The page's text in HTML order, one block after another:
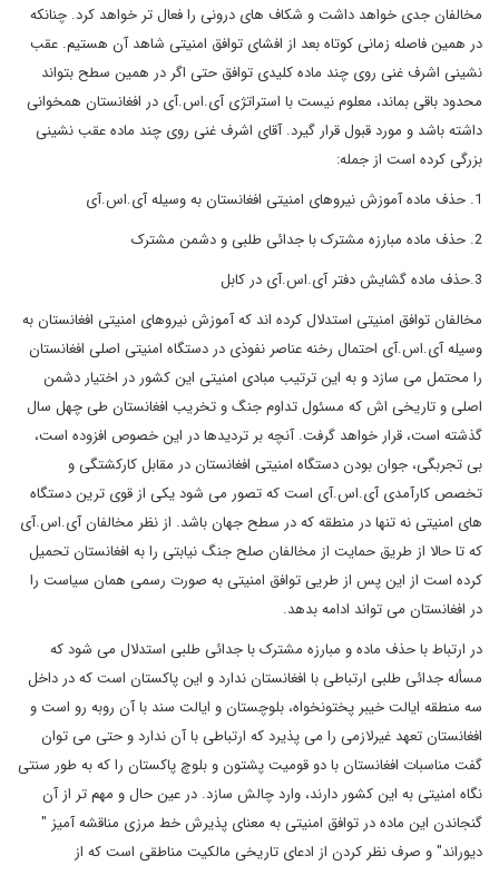
مخالفان جدی خواهد داشت و شکاف های درونی را فعال تر خواهد کرد. چنانکه
در همین فاصله زمانی کوتاه بعد از افشای توافق امنیتی شاهد آن هستیم. عقب
نشینی اشرف غنی روی چند ماده کلیدی توافق حتی اگر در همین سطح بتواند
محدود باقی بماند، معلوم نیست با استراتژی آی.اس.آی در افغانستان همخوانی
داشته باشد و مورد قبول قرار گیرد. آقای اشرف غنی روی چند ماده عقب نشینی
بزرگی کرده است از جمله:
1. حذف ماده آموزش نیروهای امنیتی افغانستان به وسیله آی.اس.آی
2. حذف ماده مبارزه مشترک با جدائی طلبی و دشمن مشترک
3.حذف ماده گشایش دفتر آی.اس.آی در کابل
مخالفان توافق امنیتی استدلال کرده اند که آموزش نیروهای امنیتی افغانستان به
وسیله آی.اس.آی احتمال رخنه عناصر نفوذی در دستگاه امنیتی اصلی افغانستان
را محتمل می سازد و به این ترتیب مبادی امنیتی این کشور در اختیار دشمن
اصلی و تاریخی اش که مسئول تداوم جنگ و تخریب افغانستان طی چهل سال
گذشته است، قرار خواهد گرفت. آنچه بر تردیدها در این خصوص افزوده است،
بی تجربگی، جوان بودن دستگاه امنیتی افغانستان در مقابل کارکشتگی و
تخصص کارآمدی آی.اس.آی است که تصور می شود یکی از قوی ترین دستگاه
های امنیتی نه تنها در منطقه که در سطح جهان باشد. از نظر مخالفان آی.اس.آی
که تا حالا از طریق حمایت از مخالفان صلح جنگ نیابتی را به افغانستان تحمیل
کرده است از این پس از طریی توافق امنیتی به صورت رسمی همان سیاست را
در افغانستان می تواند ادامه بدهد.
در ارتباط با حذف ماده و مبارزه مشترک با جدائی طلبی استدلال می شود که
مسأله جدائی طلبی ارتباطی با افغانستان ندارد و این پاکستان است که در داخل
سه منطقه ایالت خیبر پختونخواه، بلوچستان و ایالت سند با آن روبه رو است و
افغانستان تعهد غیرلازمی را می پذیرد که ارتباطی با آن ندارد و حتی می توان
گفت مناسبات افغانستان با دو قومیت پشتون و بلوچ پاکستان را که به طور سنتی
نگاه امنیتی به این کشور دارند، وارد چالش سازد. در عین حال و مهم تر از آن
گنجاندن این ماده در توافق امنیتی به معنای پذیرش خط مرزی مناقشه آمیز "
دیوراند" و صرف نظر کردن از ادعای تاریخی مالکیت مناطقی است که از